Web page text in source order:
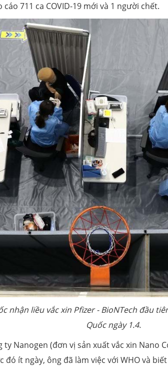
711 ca COVID-19 mới và 1 người chết.
nhận liều vắc xin Pfizer - BioNTech đầu
Quốc ngày 1.4.
ty Nanogen (đơn vị sản xuất vắc xin Nano
ít ngày, ông đã làm việc với WHO và